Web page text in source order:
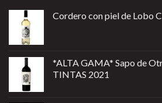
Cordero con piel de Lobo
*ALTA GAMA* Sapo de
TINTAS 2021